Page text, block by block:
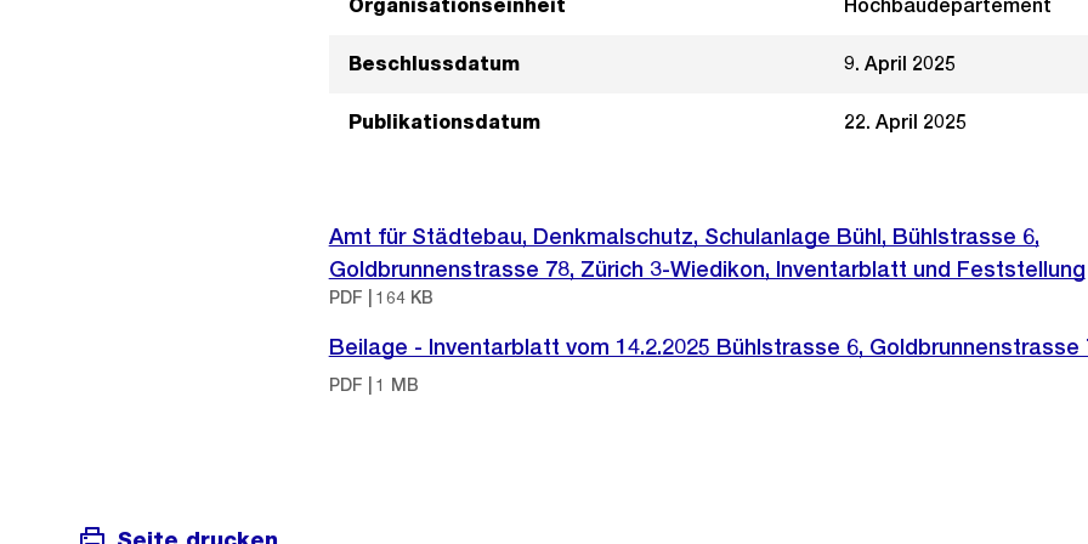
Organisationseinheit Hochbaudepartement
Beschlussdatum 9. April 2025
Publikationsdatum 22. April 2025
Amt für Städtebau, Denkmalschutz, Schulanlage Bühl, Bühlstrasse 6,
Goldbrunnenstrasse 78, Zürich 3-Wiedikon, Inventarblatt und Feststellung
PDF | 164 KB
Beilage - Inventarblatt vom 14.2.2025 Bühlstrasse 6, Goldbrunnenstrasse
PDF | 1 MB